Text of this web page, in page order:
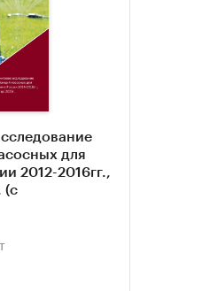
для
2012-2016гг.,
(с